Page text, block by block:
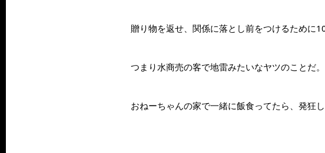
贈り物を返せ、関係に落とし前をつけるために
つまり水商売の客で地雷みたいなヤツのことだ。
おねーちゃんの家で一緒に飯食ってたら、発狂